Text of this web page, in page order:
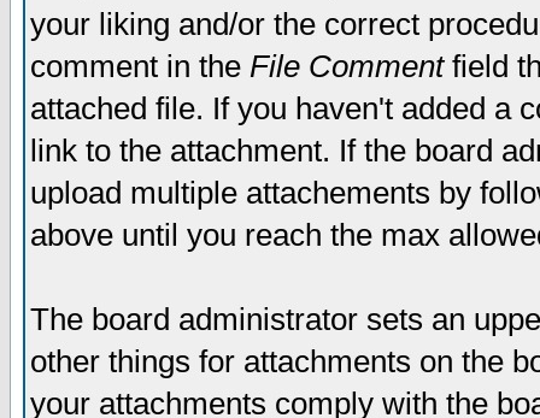
your liking and/or the correct
comment in the File Commentfield
attached file. If you haven't added a
link to the attachment. If the board
upload multiple attachements by
above until you reach the max
The board administrator sets an
other things for attachments on the
your attachments comply with the